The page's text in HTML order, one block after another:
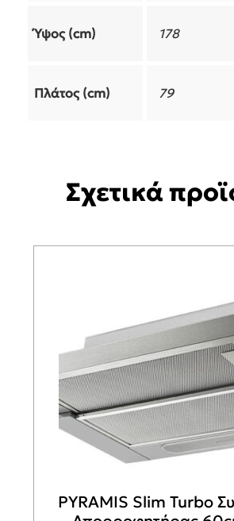
Ύψος (cm) 178
Πλάτος (cm) 79
Σχετικά
PYRAMIS Slim Turbo